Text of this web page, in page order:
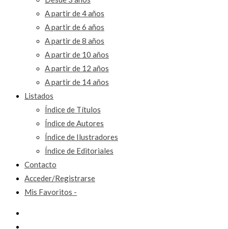
A partir de 4 años
A partir de 6 años
A partir de 8 años
A partir de 10 años
A partir de 12 años
A partir de 14 años
Listados
Índice de Títulos
Índice de Autores
Índice de Ilustradores
Índice de Editoriales
Contacto
Acceder/Registrarse
Mis Favoritos -